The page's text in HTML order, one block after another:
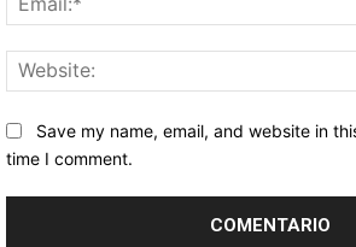
Save my name, email, and website in
time I comment.